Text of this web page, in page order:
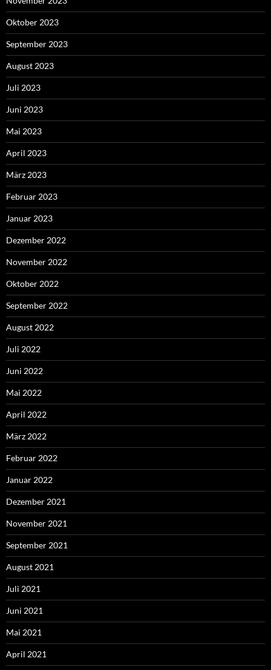
Oktober 2023
September 2023
August 2023
Juli 2023
Juni 2023
Mai 2023
April 2023
März 2023
Februar 2023
Januar 2023
Dezember 2022
November 2022
Oktober 2022
September 2022
August 2022
Juli 2022
Juni 2022
Mai 2022
April 2022
März 2022
Februar 2022
Januar 2022
Dezember 2021
November 2021
September 2021
August 2021
Juli 2021
Juni 2021
Mai 2021
April 2021